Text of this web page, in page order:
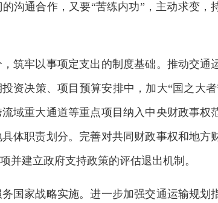
沟通合作，又要“苦练内功”，主动求变，
筑牢以事项定支出的制度基础。推动交通
资决策、项目预算安排中，加大“国之大
域重大通道等重点项目纳入中央财政事权
体职责划分。完善对共同财政事权和地方
并建立政府支持政策的评估退出机制。
国家战略实施。进一步加强交通运输规划